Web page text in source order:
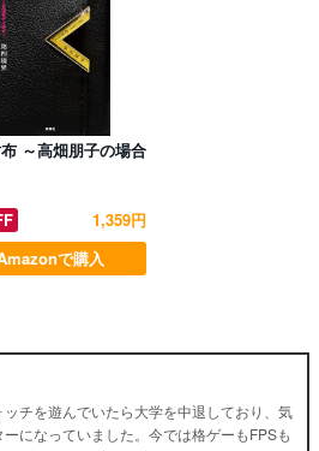
～高畑朋子の場合
1,359円
で購入
ッチを遊んでいたら大学を中退しており、気
になっていました。今では格ゲーもFPSも